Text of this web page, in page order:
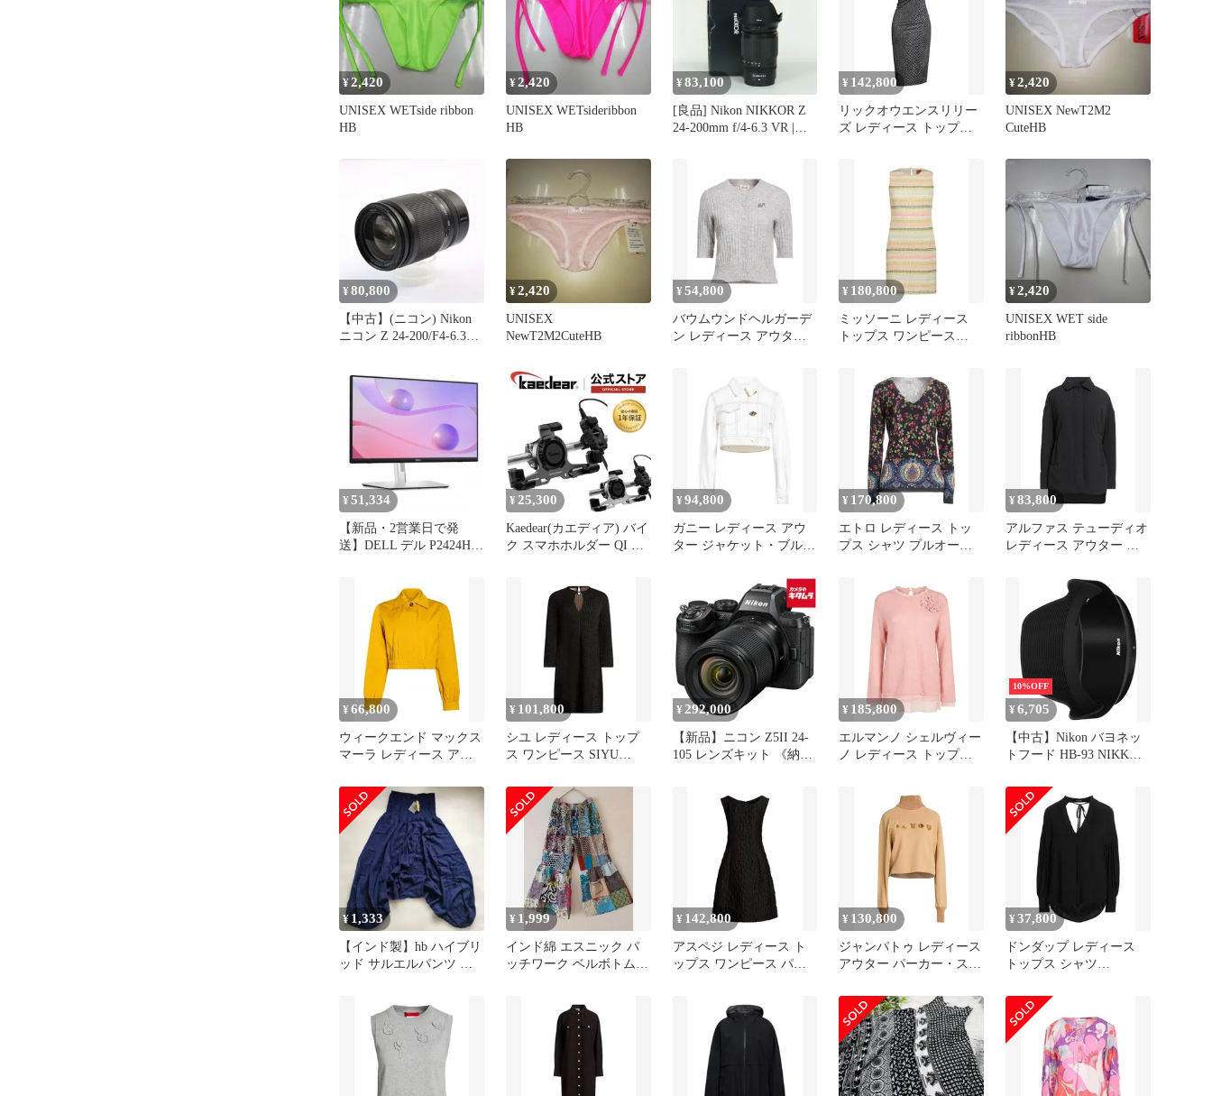
¥2,420
UNISEX WETside ribbon
HB
¥2,420
UNISEX WETsideribbon
HB
¥83,100
[良品] Nikon NIKKOR Z
24-200mm f/4-6.3 VR |
¥ 142,800
リックオウエンスリリー
ズ レディース トップス
LILIES Black ブラック
¥2,420
UNISEX NewT2M2
CuteHB
¥80,800
【中古】(ニコン) Nikon
ニコン Z 24-200/F4-6.3
¥2,420
UNISEX
NewT2M2CuteHB
¥54,800
バウムウンドヘルガーデ
ン レディース アウター
Light Gray グレー
¥ 180,800
ミッソーニ レディース
トップス ワンピース
¥2,420
UNISEX WET side
ribbonHB
¥ 51,334
【新品・2営業日で発
送】DELL デル P2424HT
ー(良品先出しサービス保
証付き) 液晶 1920×1080
¥ 25,300
Kaedear(カエディア) バイ
ク スマホホルダー QI ワ
ルダー バイク用スマホホ
ルダー アルティマブレイ
ド/Air Mount KDR-
M27PA-HB-S (クランプ/
充電機能/シルバー)
¥94,800
ガニー レディース アウ
ター ジャケット・ブルゾ
Ivory アイボリー
¥ 170,800
エトロ レディース トッ
プス シャツ プルオーバ
¥83,800
アルファス テューディオ
レディース アウター ジ
ALPHA STUDIO Black ブ
¥66,800
ウィークエンド マックス
マーラ レディース アウ
ン WEEKEND MAX
MARA Mustard マスター
ド
¥ 101,800
シユ レディース トップ
ス ワンピース SIYU
¥ 292,000
【新品】ニコン Z5II 24-
105 レンズキット 《納期
¥ 185,800
エルマンノ シェルヴィー
ノ レディース トップス
Antique Rose
10%OFF
¥6,705
【中古】Nikon バヨネッ
トフード HB-93 NIKKOR
¥ 1,333
【インド製】hb ハイブリ
ッド サルエルパンツ シ
¥ 1,999
インド綿 エスニック パ
ッチワーク ベルボトム
¥ 142,800
アスペジ レディース ト
ップス ワンピース パー
¥ 130,800
ジャンパトゥ レディース
アウター パーカー・スウ
ド
¥37,800
ドンダップ レディース
トップス シャツ